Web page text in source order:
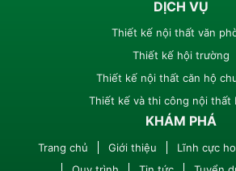
DỊCH VỤ
Thiết kế nội thất văn
Thiết kế hội trường
Thiết kế nội thất căn hộ
Thiết kế và thi công nội thất
KHÁM PHÁ
Trang chủ Giới thiệu Lĩnh cực